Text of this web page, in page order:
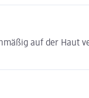
auf der Haut